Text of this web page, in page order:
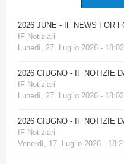
2026 JUNE - IF NEWS FOR
IF Notiziari
Lunedì, 27. Luglio 2026 - 18:02
2026 GIUGNO - IF NOTIZIE
IF Notiziari
Lunedì, 27. Luglio 2026 - 18:02
2026 GIUGNO - IF NOTIZIE
IF Notiziari
Venerdì, 17. Luglio 2026 -